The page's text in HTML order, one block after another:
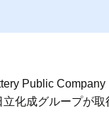
Public
化成グループが